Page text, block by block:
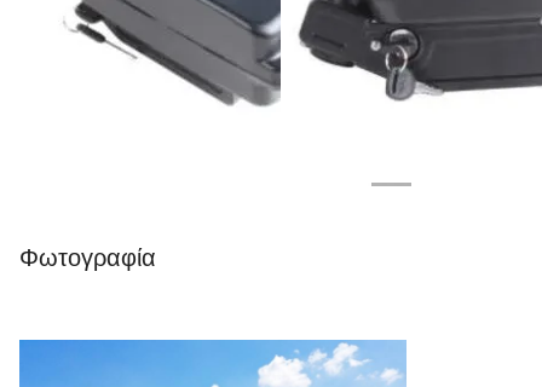
Φωτογραφία